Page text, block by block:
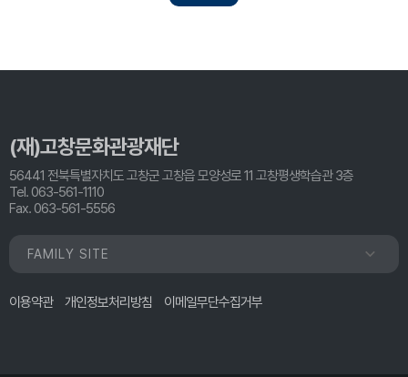
(재)고창문화관광재단
56441 전북특별자치도 고창군 고창읍 모양성로 11 고창평생학습관 3층
Tel. 063-561-1110
Fax. 063-561-5556
FAMILY SITE
이용약관 개인정보처리방침 이메일무단수집거부